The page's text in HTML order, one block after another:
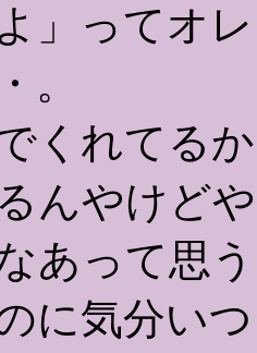
」ってオ
。
くれてる
んやけど
あって思
に気分い